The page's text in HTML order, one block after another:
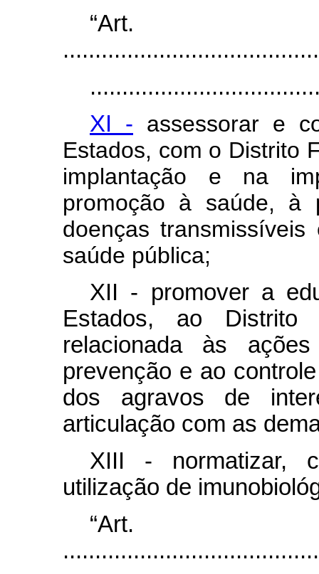
XI - assessorar e
Estados, com o Distrito
implantação e na
promoção à saúde, à
doenças
saúde pública;
XII - promover a
Estados, ao Distrito
relacionada às
prevenção e ao
dos agravos de
articulação com as
XIII - normatizar,
utilização de